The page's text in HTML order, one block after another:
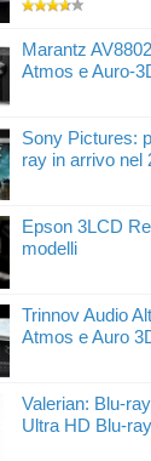
Marantz
Atmos e Auro-
Sony Pictures:
ray in arrivo nel
Epson 3LCD
modelli
Trinnov Audio
Atmos e Auro
Valerian: Blu-
Ultra HD Blu-